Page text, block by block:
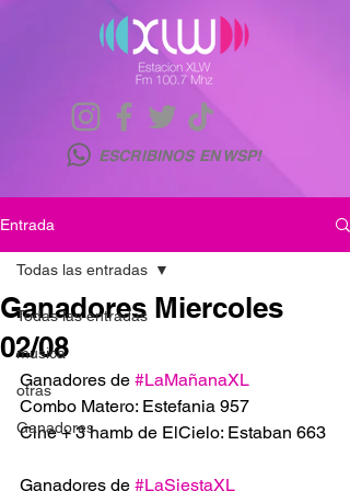
ESCRIBINOS EN WSP!
Entrada
Todas las entradas
musica
otras
Ganadores
Todas las entradas
Ganadores Miercoles
02/08
Ganadores de #LaMañanaXL
Combo Matero: Estefania 957
Cine + 3 hamb de ElCielo: Estaban 663
Ganadores de #LaSiestaXL